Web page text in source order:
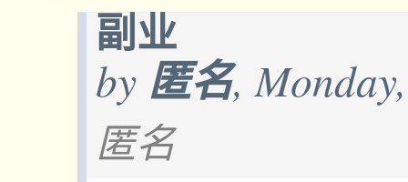
副业
by 匿名,
匿名